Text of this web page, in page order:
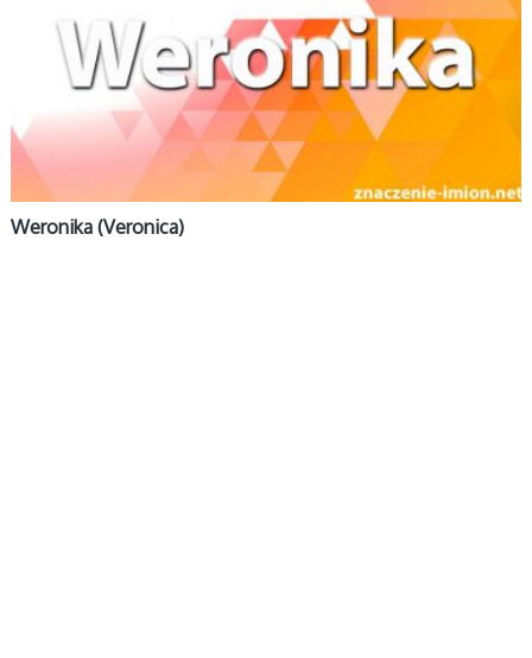
Weronika (Veronica)